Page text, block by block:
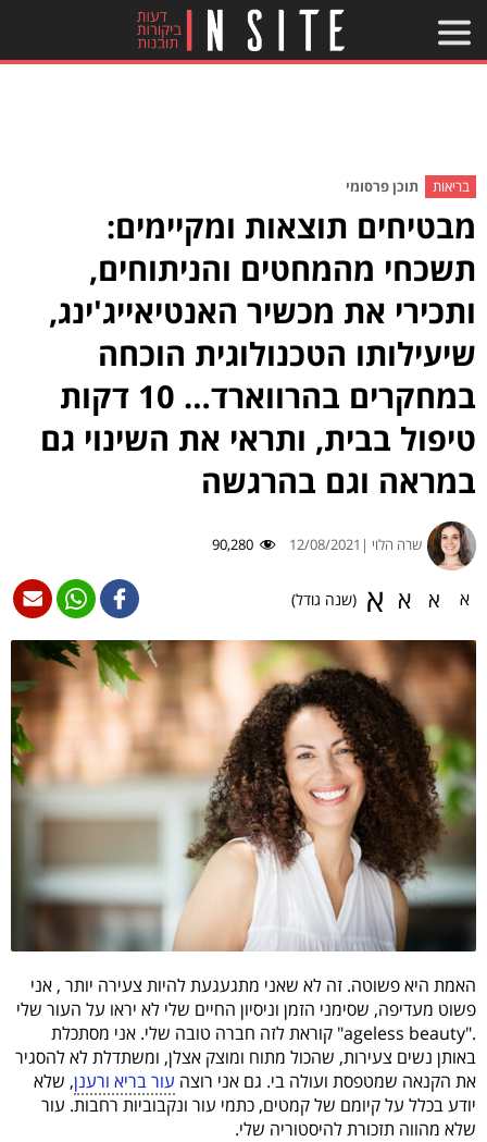
בריאות תוכן פרסומי
מבטיחים תוצאות ומקיימים:
תשכחי מהמחטים והניתוחים,
ותכירי את מכשיר האנטיאייג'ינג,
שיעילותו הטכנולוגית הוכחה
במחקרים בהרווארד… 10 דקות
טיפול בבית, ותראי את השינוי גם
במראה וגם בהרגשה
שרה הלוי | 12/08/2021
90,280
א א א א (שנה גודל)
האמת היא פשוטה. זה לא שאני מתגעגעת להיות צעירה יותר , אני
פשוט מעדיפה, שסימני הזמן וניסיון החיים שלי לא יראו על העור שלי
."ageless beauty" קוראת לזה חברה טובה שלי. אני מסתכלת
באותן נשים צעירות, שהכול מתוח ומוצק אצלן, ומשתדלת לא להסגיר
את הקנאה שמטפסת ועולה בי. גם אני רוצה עור בריא ורענן, שלא
יודע בכלל על קיומם של קמטים, כתמי עור ונקבוביות רחבות. עור
שלא מהווה תזכורת להיסטוריה שלי.